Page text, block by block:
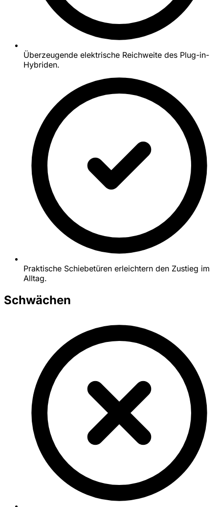
Überzeugende elektrische Reichweite des Plug-in-
Hybriden.
Praktische Schiebetüren erleichtern den Zustieg im
Alltag.
Schwächen